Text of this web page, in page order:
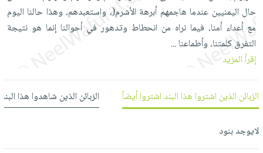
العناية
بالأسنان
الحمية
والتغذية
أدوات
المائدة
الأوعية
والتخزين
أدوات
المطبخ
الأكثر
مبيعاً
العودة
للمدارس
كتب
اكسسوارات
شحن
مجاني
بنود
مختارة
اشتراكات
كل
الاشتراكات
صندوق
بحث
متقدم
حال اليمنيين عندما هاجمهم أبرهة الأشرم(، واستعبدهم، وهذا حالنا اليوم
مع أعداء أمنا، فيما نراه من انحطاط وتدهور في أحوالنا إنما هو نتيجة
التفرق كلمتنا، وأطماعنا...
إقرأ المزيد
الزبائن الذين اشتروا هذا البند اشتروا أيضاً الزبائن الذين شاهدوا هذا
لايوجد بنود